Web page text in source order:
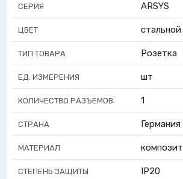
СЕРИЯ ARSYS
ЦВЕТ стальной
ТИП ТОВАРА Розетка
ЕД. ИЗМЕРЕНИЯ шт
КОЛИЧЕСТВО РАЗЪЕМОВ 1
СТРАНА Германия
МАТЕРИАЛ композит
СТЕПЕНЬ ЗАЩИТЫ IP20